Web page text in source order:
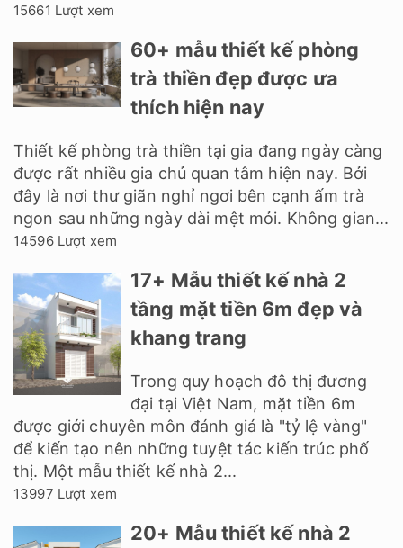
15661 Lượt xem
60+ mẫu thiết kế phòng
trà thiền đẹp được ưa
thích hiện nay
Thiết kế phòng trà thiền tại gia đang ngày càng
được rất nhiều gia chủ quan tâm hiện nay. Bởi
đây là nơi thư giãn nghỉ ngơi bên cạnh ấm trà
ngon sau những ngày dài mệt mỏi. Không gian...
14596 Lượt xem
17+ Mẫu thiết kế nhà 2
tầng mặt tiền 6m đẹp và
khang trang
Trong quy hoạch đô thị đương
đại tại Việt Nam, mặt tiền 6m
được giới chuyên môn đánh giá là "tỷ lệ vàng"
để kiến tạo nên những tuyệt tác kiến trúc phố
thị. Một mẫu thiết kế nhà 2...
13997 Lượt xem
20+ Mẫu thiết kế nhà 2